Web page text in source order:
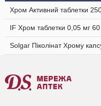
Хром Активний таблетки
IF Хром таблетки 0,05 мг
Solgar Піколінат Хрому